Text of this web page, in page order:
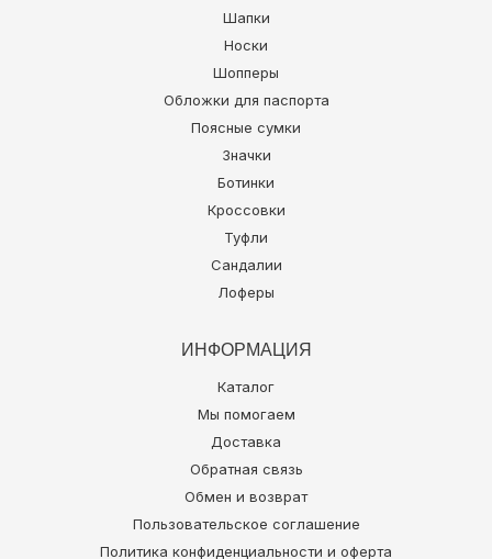
Шапки
Носки
Шопперы
Обложки для паспорта
Поясные сумки
Значки
Ботинки
Кроссовки
Туфли
Сандалии
Лоферы
ИНФОРМАЦИЯ
Каталог
Мы помогаем
Доставка
Обратная связь
Обмен и возврат
Пользовательское соглашение
Политика конфиденциальности и оферта